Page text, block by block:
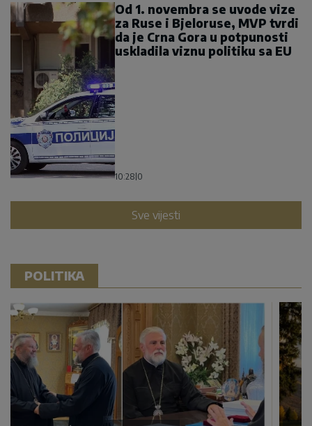
Od 1. novembra se uvode vize
za Ruse i Bjeloruse, MVP tvrdi
da je Crna Gora u potpunosti
uskladila viznu politiku sa EU
10:28 0
Sve vijesti
POLITIKA